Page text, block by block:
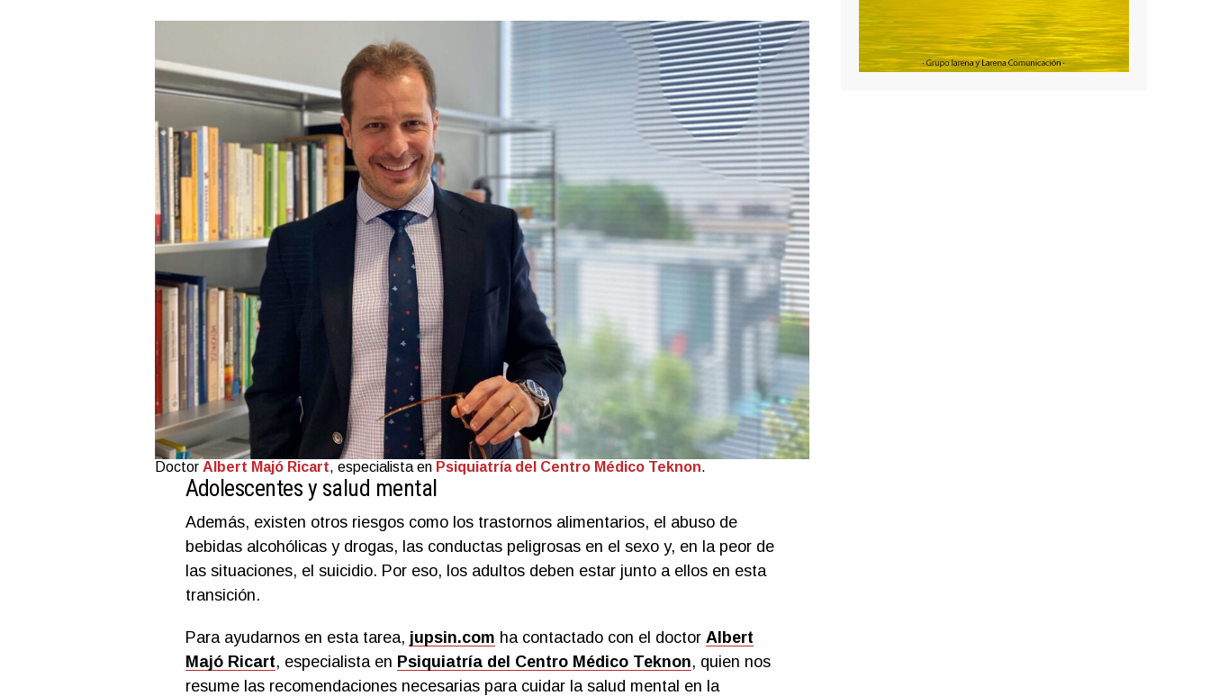
Doctor Albert Majó Ricart, especialista en Psiquiatría del Centro Médico Teknon.
Adolescentes y salud mental
Además, existen otros riesgos como los trastornos alimentarios, el abuso de
bebidas alcohólicas y drogas, las conductas peligrosas en el sexo y, en la peor de
las situaciones, el suicidio. Por eso, los adultos deben estar junto a ellos en esta
transición.
Para ayudarnos en esta tarea, jupsin.com ha contactado con el doctor Albert
Majó Ricart, especialista en Psiquiatría del Centro Médico Teknon, quien nos
resume las recomendaciones necesarias para cuidar la salud mental en la